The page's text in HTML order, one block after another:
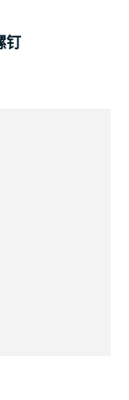
钉